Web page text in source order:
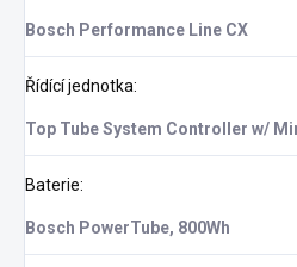
Bosch Performance Line CX
Řídící jednotka:
Top Tube System Controller w/
Baterie:
Bosch PowerTube, 800Wh